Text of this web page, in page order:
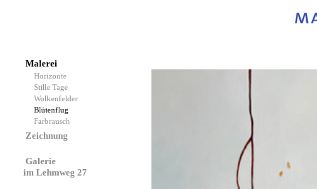
Malerei
Horizonte
Stille Tage
Wolkenfelder
Blütenflug
Farbrausch
Zeichnung
Galerie
im Lehmweg 27